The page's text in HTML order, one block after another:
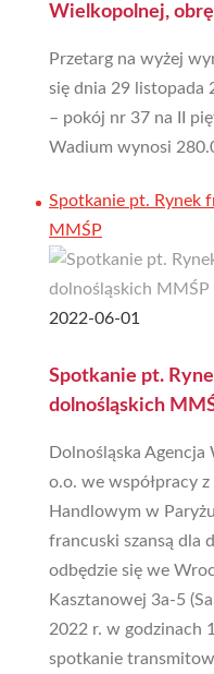
Wielkopolnej,
Przetarg na wyżej
się dnia 29 listopada
– pokój nr 37 na II
Wadium wynosi
Spotkanie pt. Rynek
MMŚP
2022-06-01
Spotkanie pt.
dolnośląskich
Dolnośląska Agencja
o.o. we współpracy
Handlowym w
francuski szansą dla
odbędzie się we
Kasztanowej 3a-5
2022 r. w godzinach
spotkanie